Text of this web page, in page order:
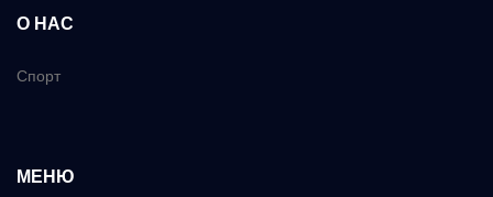
О НАС
Спорт
МЕНЮ